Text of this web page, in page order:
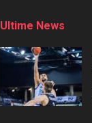
Ultime News